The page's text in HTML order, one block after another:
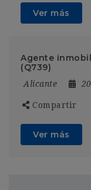
Ver más
Agente
(Q739)
Alicante
Compartir
Ver más